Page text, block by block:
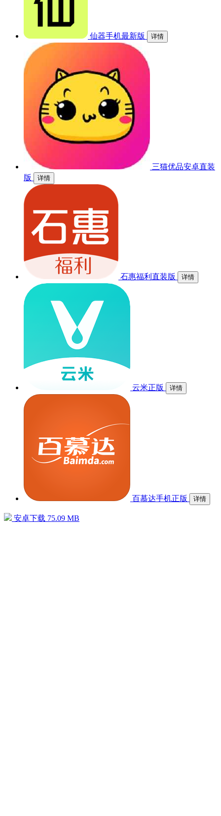
仙器手机最新版 详情
三猫优品安卓直装
版
详情
石惠福利直装版 详情
云米正版 详情
百慕达手机正版 详情
安卓下载 75.09 MB